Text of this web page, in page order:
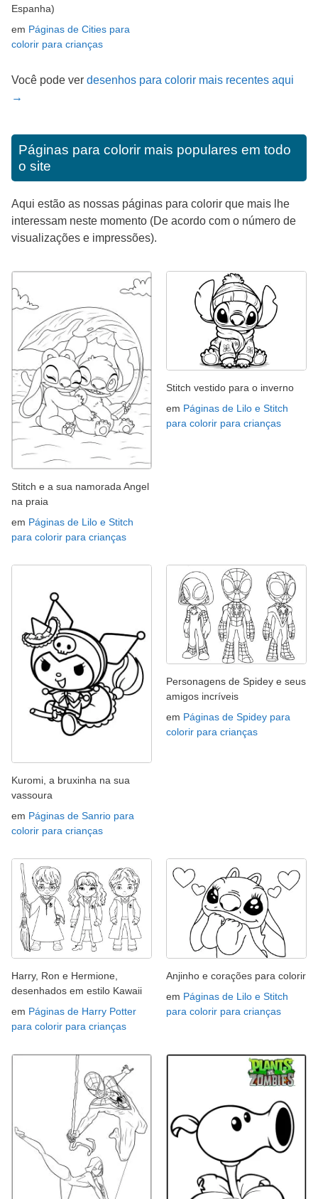
Espanha)
em Páginas de Cities para
colorir para crianças
Você pode ver desenhos para colorir mais recentes aqui
→
Páginas para colorir mais populares em todo
o site
Aqui estão as nossas páginas para colorir que mais lhe
interessam neste momento (De acordo com o número de
visualizações e impressões).
Stitch e a sua namorada Angel
na praia
em Páginas de Lilo e Stitch
para colorir para crianças
Stitch vestido para o inverno
em Páginas de Lilo e Stitch
para colorir para crianças
Kuromi, a bruxinha na sua
vassoura
em Páginas de Sanrio para
colorir para crianças
Personagens de Spidey e seus
amigos incríveis
em Páginas de Spidey para
colorir para crianças
Harry, Ron e Hermione,
desenhados em estilo Kawaii
em Páginas de Harry Potter
para colorir para crianças
Anjinho e corações para colorir
em Páginas de Lilo e Stitch
para colorir para crianças